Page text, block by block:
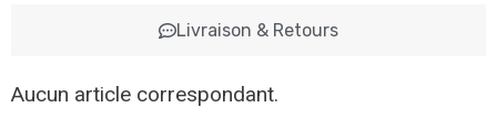
Livraison & Retours
Aucun article correspondant.